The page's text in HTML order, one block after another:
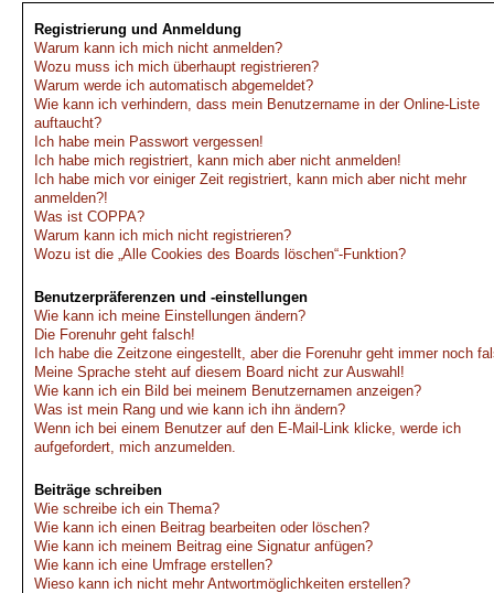
Registrierung und Anmeldung
Warum kann ich mich nicht anmelden?
Wozu muss ich mich überhaupt registrieren?
Warum werde ich automatisch abgemeldet?
Wie kann ich verhindern, dass mein Benutzername in der Online-Liste
auftaucht?
Ich habe mein Passwort vergessen!
Ich habe mich registriert, kann mich aber nicht anmelden!
Ich habe mich vor einiger Zeit registriert, kann mich aber nicht mehr
anmelden?!
Was ist COPPA?
Warum kann ich mich nicht registrieren?
Wozu ist die „Alle Cookies des Boards löschen“-Funktion?
Benutzerpräferenzen und -einstellungen
Wie kann ich meine Einstellungen ändern?
Die Forenuhr geht falsch!
Ich habe die Zeitzone eingestellt, aber die Forenuhr geht immer noch
Meine Sprache steht auf diesem Board nicht zur Auswahl!
Wie kann ich ein Bild bei meinem Benutzernamen anzeigen?
Was ist mein Rang und wie kann ich ihn ändern?
Wenn ich bei einem Benutzer auf den E-Mail-Link klicke, werde ich
aufgefordert, mich anzumelden.
Beiträge schreiben
Wie schreibe ich ein Thema?
Wie kann ich einen Beitrag bearbeiten oder löschen?
Wie kann ich meinem Beitrag eine Signatur anfügen?
Wie kann ich eine Umfrage erstellen?
Wieso kann ich nicht mehr Antwortmöglichkeiten erstellen?